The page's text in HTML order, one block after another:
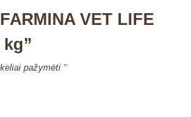
VET LIFE
kg”
pažymėti *